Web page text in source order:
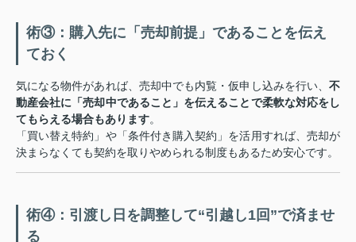
術③：購入先に「売却前提」であることを伝え
ておく
気になる物件があれば、売却中でも内覧・仮申し込みを行い、 不
動産会社に「売却中であること」を伝えることで柔軟な対応をし
てもらえる場合もあります。
「買い替え特約」や「条件付き購入契約」を活用すれば、売却が
決まらなくても契約を取りやめられる制度もあるため安心です。
術④：引渡し日を調整して“引越し1回”で済ませ
る